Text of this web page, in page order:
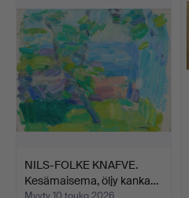
NILS-FOLKE KNAFVE.
Kesämaisema, öljy kanka…
Myyty 10 touko 2026